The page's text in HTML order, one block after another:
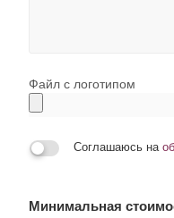
Файл с логотипом
Соглашаюсь на
Минимальная